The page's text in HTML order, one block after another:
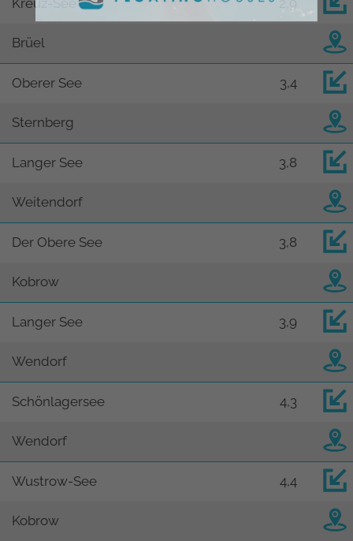
Brüel
Oberer See 3,4
Sternberg
Langer See 3,8
Weitendorf
Der Obere See 3,8
Kobrow
Langer See 3,9
Wendorf
Schönlagersee 4,3
Wendorf
Wustrow-See 4,4
Kobrow